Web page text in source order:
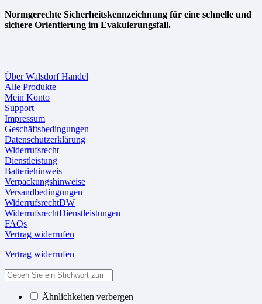
Normgerechte Sicherheitskennzeichnung für eine schnelle und
sichere Orientierung im Evakuierungsfall.
Über Walsdorf Handel
Alle Produkte
Mein Konto
Support
Impressum
Geschäftsbedingungen
Datenschutzerklärung
Widerrufsrecht
Dienstleistung
Batteriehinweis
Verpackungshinweise
Versandbedingungen
WiderrufsrechtDW
WiderrufsrechtDienstleistungen
FAQs
Vertrag widerrufen
Vertrag widerrufen
Ähnlichkeiten verbergen